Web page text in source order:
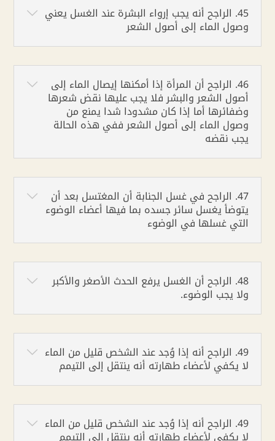
45. الراجح أنه يجب إرواء البشرة عند الغسل يعني
وصول الماء إلى أصول الشعر
46. الراجح أن المرأة إذا أمكنها إيصال الماء إلى
أصول الشعر والبشر فلا يجب عليها نقض شعرها
وضفائرها أما إذا كان مشدودا شدا يمنع من
وصول الماء إلى أصول الشعر ففي هذه الحالة
يجب نقضه
47. الراجح في غسل الجنابة أن المغتسل بعد أن
يتوضأ يغسل سائر جسده بما فيها أعضاء الوضوء
التي غسلها في الوضوء
48. الراجح أن الغسل يرفع الحدث الأصغر والأكبر
ولا يجب الوضوء.
49. الراجح أنه إذا وُجد عند الشخص قليل من الماء
لا يكفي لأعضاء طهارته أنه ينتقل إلى التيمم
49. الراجح أنه إذا وُجد عند الشخص قليل من الماء
لا يكفي لأعضاء طهارته أنه ينتقل إلى التيمم